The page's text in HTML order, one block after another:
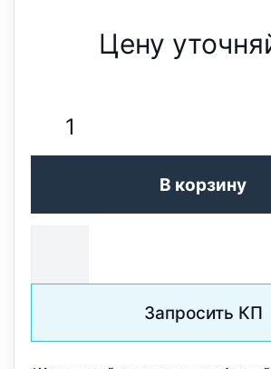
Цену
В корзину
Запросить КП